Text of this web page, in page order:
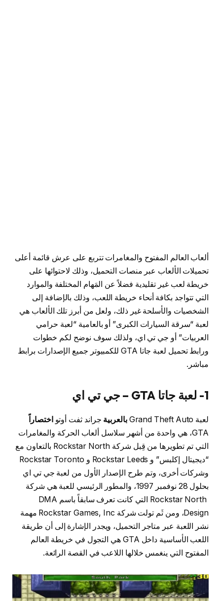
ألعاب العالم المفتوح والمغامرات تتربع على عرش قائمة أعلى
تحميلات الألعاب عبر منصات التحميل، وذلك لاحتوائها على
خريطة لعب غير تقليدية فضلاً عن المَهام المختلفة والموارد
التي تتواجد بكافة أنحاء خريطة اللعب، وذلك بالإضافة إلى
الشخصيات والأسلحة غير ذلك، ولعل من أبرز تلك الألعاب هي
لعبة “سرقة السيارات الكبرى” أو بالعامية “لعبة حرامي
العربيات” أو جي تي اي، ولذلك سوف نوضح لكم خطوات
ورابط تحميل لعبة جاتا GTA للكمبيوتر جميع الإصدارات برابط
مباشر.
1- لعبة جاتا GTA – جي تي اي
لعبة Grand Theft Auto بالعربية جراند ثفت أوتواختصاراً
GTA، هي واحدة من أشهر سلاسل ألعاب الحركة والمغامرات
التي تم تطويرها من قِبل شركة Rockstar North بالتعاون مع
“ديجيتال إكلبس” و Rockstar Leeds و Rockstar Toronto
وشركات أخرى، وتم طرح الإصدار الأول من لعبة جي تي اي
بحلول 28 نوفمبر 1997، والمطور الرئيسي للعبة هي شركة
Rockstar North التي كانت تعرف سابقاً باسم DMA
Design، ومن ثَم تولت شركة Rockstar Games, Inc مهمة
نشر اللعبة عبر متاجر التحميل، ويجدر الإشارة إلى أن طريقة
اللعب الأساسية داخل GTA هي التجول في خريطة العالم
المفتوح التي ينغمس خلالها اللاعب في القصة الرائعة.